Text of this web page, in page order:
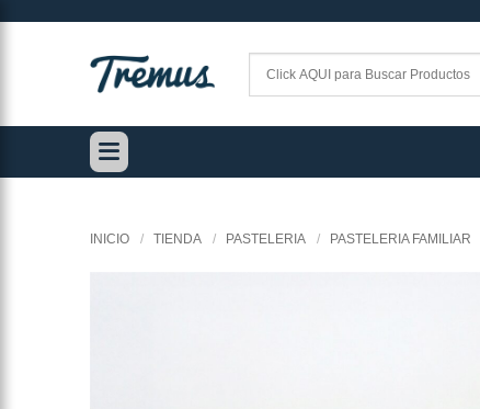
INICIO / TIENDA / PASTELERIA / PASTELERIA FAMILIAR